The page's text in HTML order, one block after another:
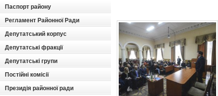
Паспорт району
Регламент Районної Ради
Депутатський корпус
Депутатські фракції
Депутатські групи
Постійні комісії
Президія районної ради